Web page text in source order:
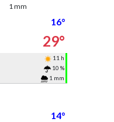
1 mm
16°
29°
11 h
10 %
1 mm
14°